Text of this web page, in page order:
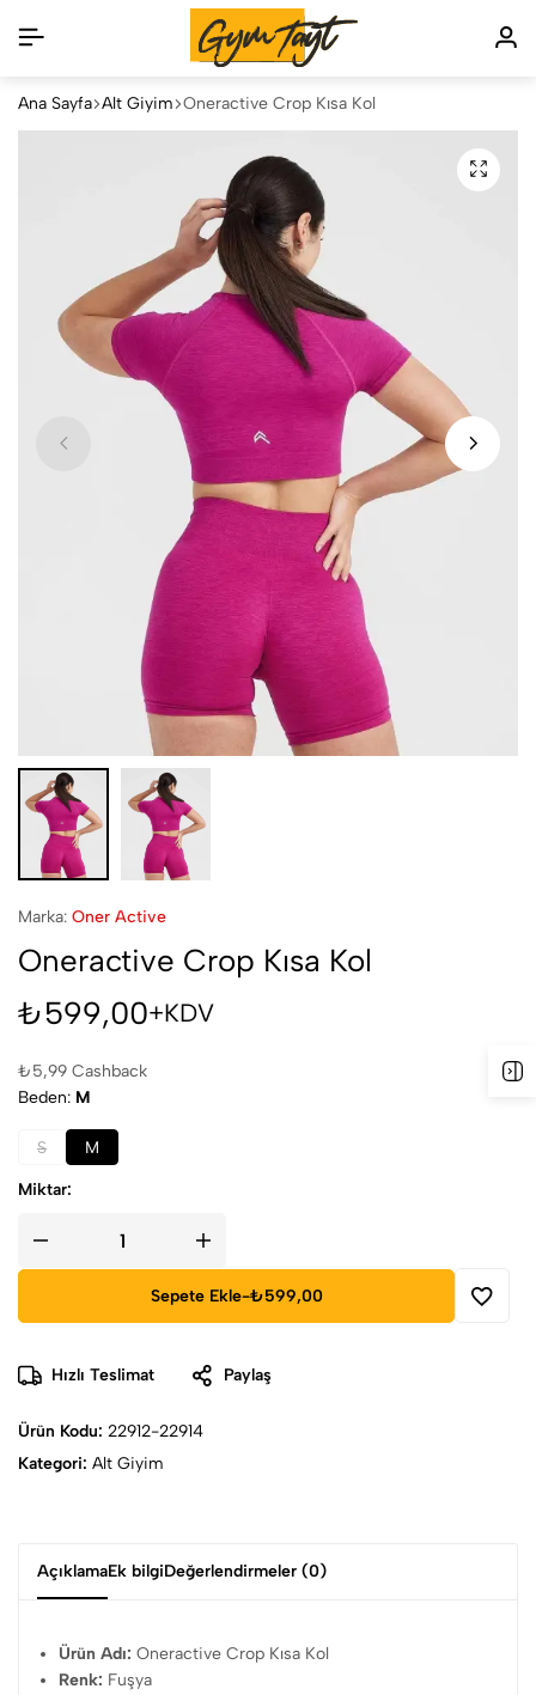
Ana Sayfa Alt Giyim Oneractive Crop Kısa Kol
Marka: Oner Active
Oneractive Crop Kısa Kol
₺599,00+KDV
₺5,99 Cashback
Beden M
S M
Miktar:
Sepete Ekle-₺599,00
Hızlı Teslimat Paylaş
Ürün Kodu: 22912-22914
Kategori: Alt Giyim
AçıklamaEk bilgiDeğerlendirmeler (0)
Ürün Adı: Oneractive Crop Kısa Kol
Renk: Fuşya